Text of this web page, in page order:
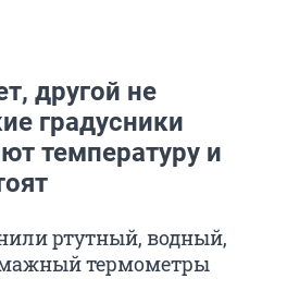
другой не
градусники
температуру и
ртутный, водный,
термометры